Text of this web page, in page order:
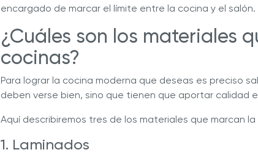
encargado de marcar el límite entre la cocina y el salón.
¿Cuáles son los materiales
cocinas?
Para lograr la cocina moderna que deseas es preciso
deben verse bien, sino que tienen que aportar calidad
Aquí describiremos tres de los materiales que marcan
1. Laminados